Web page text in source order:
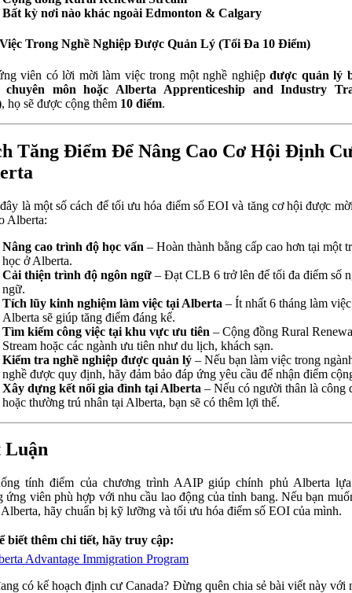
Bất kỳ nơi nào khác ngoài Edmonton & Calgary
Trong Nghề Nghiệp Được Quản Lý (Tối Đa 10 Điểm)
viên có lời mời làm việc trong một nghề nghiệp được quản lý
chuyên môn hoặc Alberta Apprenticeship and Industry
, họ sẽ được cộng thêm 10 điểm.
Tăng Điểm Để Nâng Cao Cơ Hội Định
là một số cách để tối ưu hóa điểm số EOI và tăng cơ hội được
Alberta:
Nâng cao trình độ học vấn – Hoàn thành bằng cấp cao hơn tại một
học ở Alberta.
Cải thiện trình độ ngôn ngữ – Đạt CLB 6 trở lên để tối đa điểm số
ngữ.
Tích lũy kinh nghiệm làm việc tại Alberta – Ít nhất 6 tháng làm
Alberta sẽ giúp tăng điểm đáng kể.
Tìm kiếm công việc tại khu vực ưu tiên – Cộng đồng Rural
Stream hoặc các ngành ưu tiên như du lịch, khách sạn.
Kiểm tra nghề nghiệp được quản lý – Nếu bạn làm việc trong
nghề được quy định, hãy đảm bảo đáp ứng yêu cầu để nhận điểm
Xây dựng kết nối gia đình tại Alberta – Nếu có người thân là công
hoặc thường trú nhân tại Alberta, bạn sẽ có thêm lợi thế.
Luận
tính điểm của chương trình AAIP giúp chính phủ Alberta
ứng viên phù hợp với nhu cầu lao động của tỉnh bang. Nếu bạn
hãy chuẩn bị kỹ lưỡng và tối ưu hóa điểm số EOI của mình.
biết thêm chi tiết, hãy truy cập:
Advantage Immigration Program
có kế hoạch định cư Canada? Đừng quên chia sẻ bài viết này với